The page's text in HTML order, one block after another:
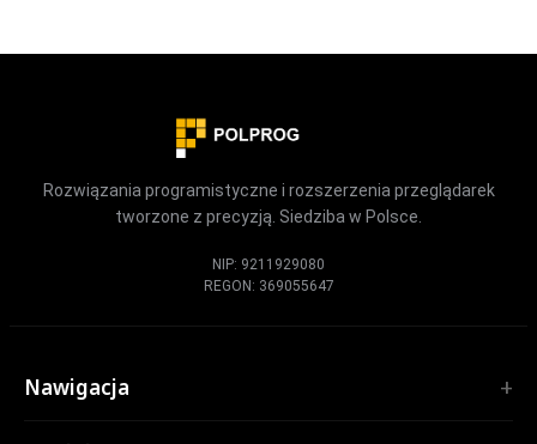
Rozwiązania programistyczne i rozszerzenia przeglądarek
tworzone z precyzją. Siedziba w Polsce.
NIP: 9211929080
REGON: 369055647
Nawigacja